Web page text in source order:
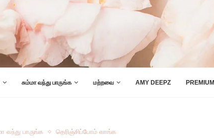
சும்மா வந்து பாருங்க மற்றவை AMY DEEPZ PREMIUM
வந்து பாருங்க தெரிஞ்சிப்போம் வாங்க